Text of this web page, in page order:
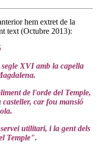
hem extret de la
text (Octubre 2013):
XVI amb la capella
de l'orde del Temple,
casteller, car fou mansió
utilitari, i la gent dels
Temple".